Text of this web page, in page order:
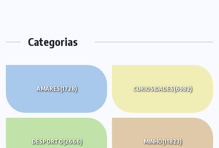
Categorias
AMARES(1728) CURIOSIDADES(6982)
DESPORTO(2666) MINHO(11823)